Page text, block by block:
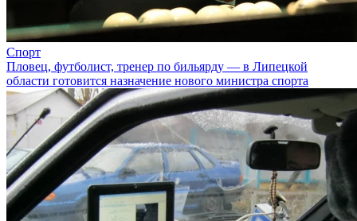
Спорт
Пловец, футболист, тренер по бильярду — в Липецкой
области готовится назначение нового министра спорта